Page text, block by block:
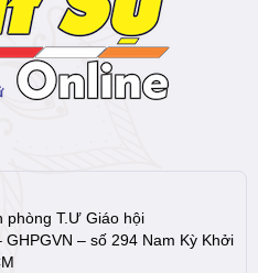
phòng T.Ư Giáo hội
– số 294 Nam Kỳ Khởi